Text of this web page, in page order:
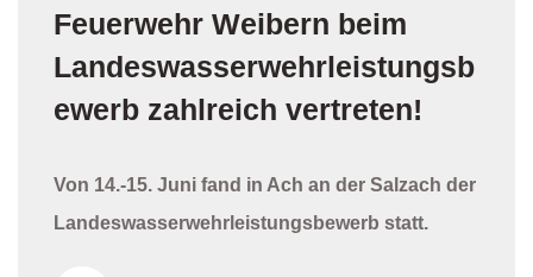
Feuerwehr Weibern beim
Landeswasserwehrleistungsb
ewerb zahlreich vertreten!
Von 14.-15. Juni fand in Ach an der Salzach der
Landeswasserwehrleistungsbewerb statt.